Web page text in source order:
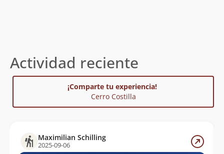
Actividad reciente
¡Comparte tu experiencia!
Cerro Costilla
Maximilian Schilling
2025-09-06